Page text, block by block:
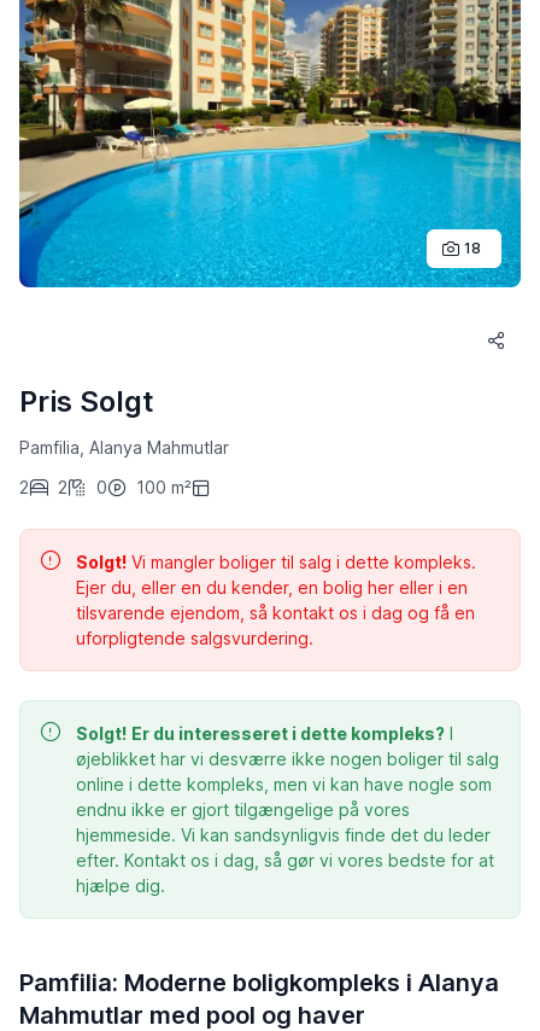
18
Pris Solgt
Pamfilia, Alanya Mahmutlar
2
2 0 100 m²
Solgt! Vi mangler boliger til salg i dette kompleks.
Ejer du, eller en du kender, en bolig her eller i en
tilsvarende ejendom, så kontakt os i dag og få en
uforpligtende salgsvurdering.
Solgt! Er du interesseret i dette kompleks? I
øjeblikket har vi desværre ikke nogen boliger til salg
online i dette kompleks, men vi kan have nogle som
endnu ikke er gjort tilgængelige på vores
hjemmeside. Vi kan sandsynligvis finde det du leder
efter. Kontakt os i dag, så gør vi vores bedste for at
hjælpe dig.
Pamfilia: Moderne boligkompleks i Alanya
Mahmutlar med pool og haver